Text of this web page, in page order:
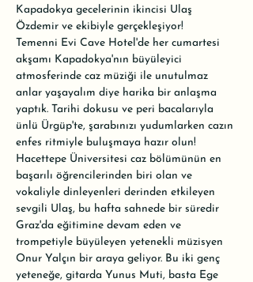
Kapadokya gecelerinin ikincisi Ulaş
Özdemir ve ekibiyle gerçekleşiyor!
Temenni Evi Cave Hotel'de her cumartesi
akşamı Kapadokya'nın büyüleyici
atmosferinde caz müziği ile unutulmaz
anlar yaşayalım diye harika bir anlaşma
yaptık. Tarihi dokusu ve peri bacalarıyla
ünlü Ürgüp'te, şarabınızı yudumlarken cazın
enfes ritmiyle buluşmaya hazır olun!
Hacettepe Üniversitesi caz bölümünün en
başarılı öğrencilerinden biri olan ve
vokaliyle dinleyenleri derinden etkileyen
sevgili Ulaş, bu hafta sahnede bir süredir
Graz'da eğitimine devam eden ve
trompetiyle büyüleyen yetenekli müzisyen
Onur Yalçın bir araya geliyor. Bu iki genç
yeteneğe, gitarda Yunus Muti, basta Ege